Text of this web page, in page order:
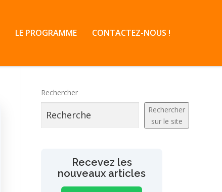
LE PROGRAMME CONTACTEZ-NOUS !
Rechercher
Rechercher
sur le site
Recevez les
nouveaux articles